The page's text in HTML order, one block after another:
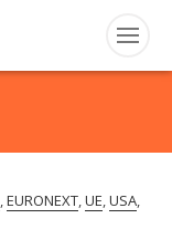
,EURONEXT,UE,USA,